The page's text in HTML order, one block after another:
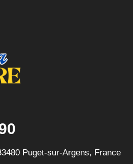
Puget-sur-Argens, France